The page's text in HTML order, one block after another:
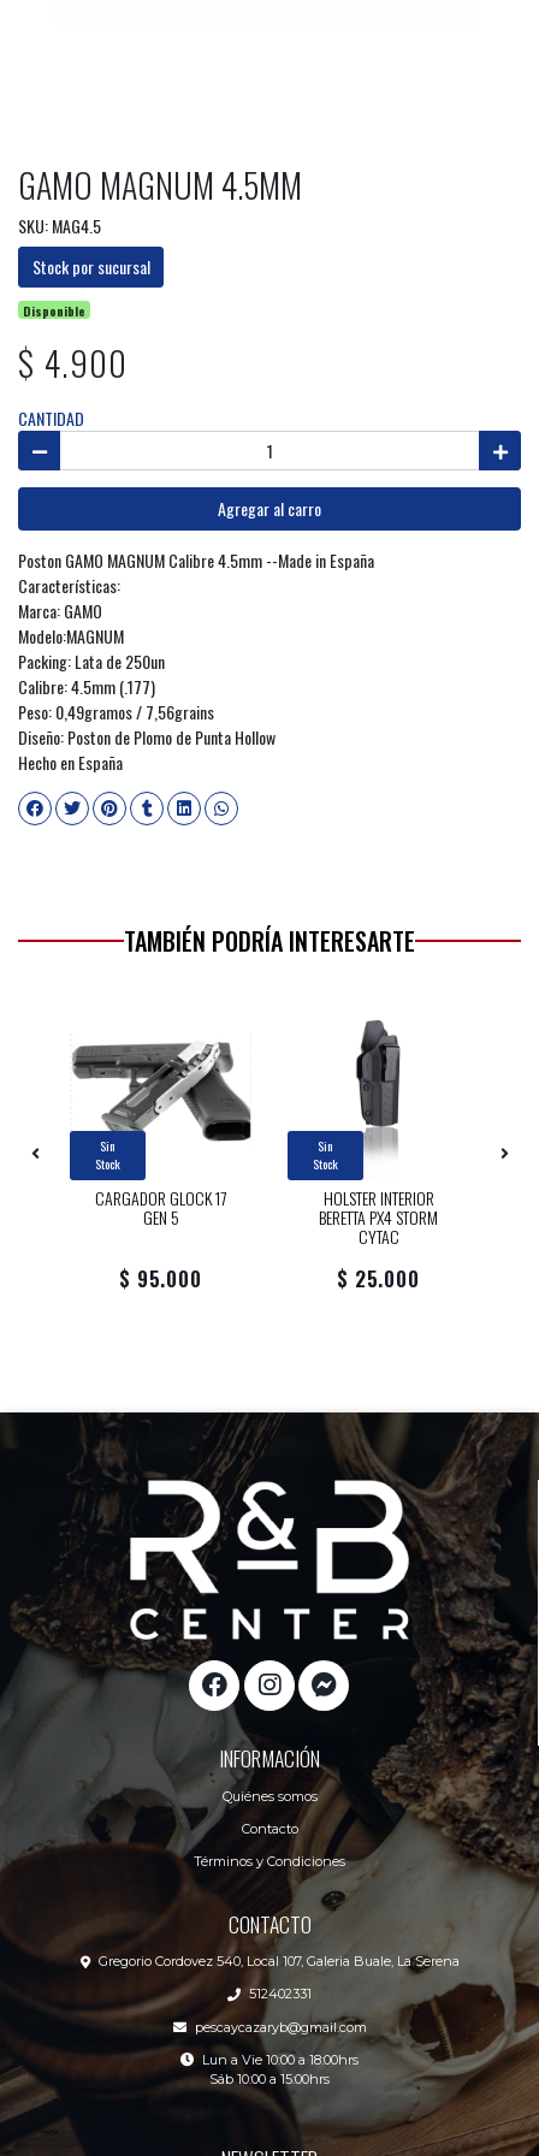
GAMO MAGNUM 4.5MM
SKU: MAG4.5
Stock por sucursal
Disponible
$ 4.900
CANTIDAD
Agregar al carro
Poston GAMO MAGNUM Calibre 4.5mm --Made in España
Características:
Marca: GAMO
Modelo:MAGNUM
Packing: Lata de 250un
Calibre: 4.5mm (.177)
Peso: 0,49gramos / 7,56grains
Diseño: Poston de Plomo de Punta Hollow
Hecho en España
TAMBIÉN PODRÍA INTERESARTE
Sin
Stock
CARGADOR GLOCK 17
GEN 5
$ 95.000
Sin
Stock
HOLSTER INTERIOR
BERETTA PX4 STORM
CYTAC
$ 25.000
INFORMACIÓN
Quiénes somos
Contacto
Términos y Condiciones
CONTACTO
Gregorio Cordovez 540, Local 107, Galeria Buale, La Serena
512402331
pescaycazaryb@gmail.com
Lun a Vie 10:00 a 18:00hrs
Sáb 10:00 a 15:00hrs